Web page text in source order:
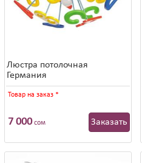
Люстра потолочная
Германия
Товар на заказ *
7 000сом Заказать